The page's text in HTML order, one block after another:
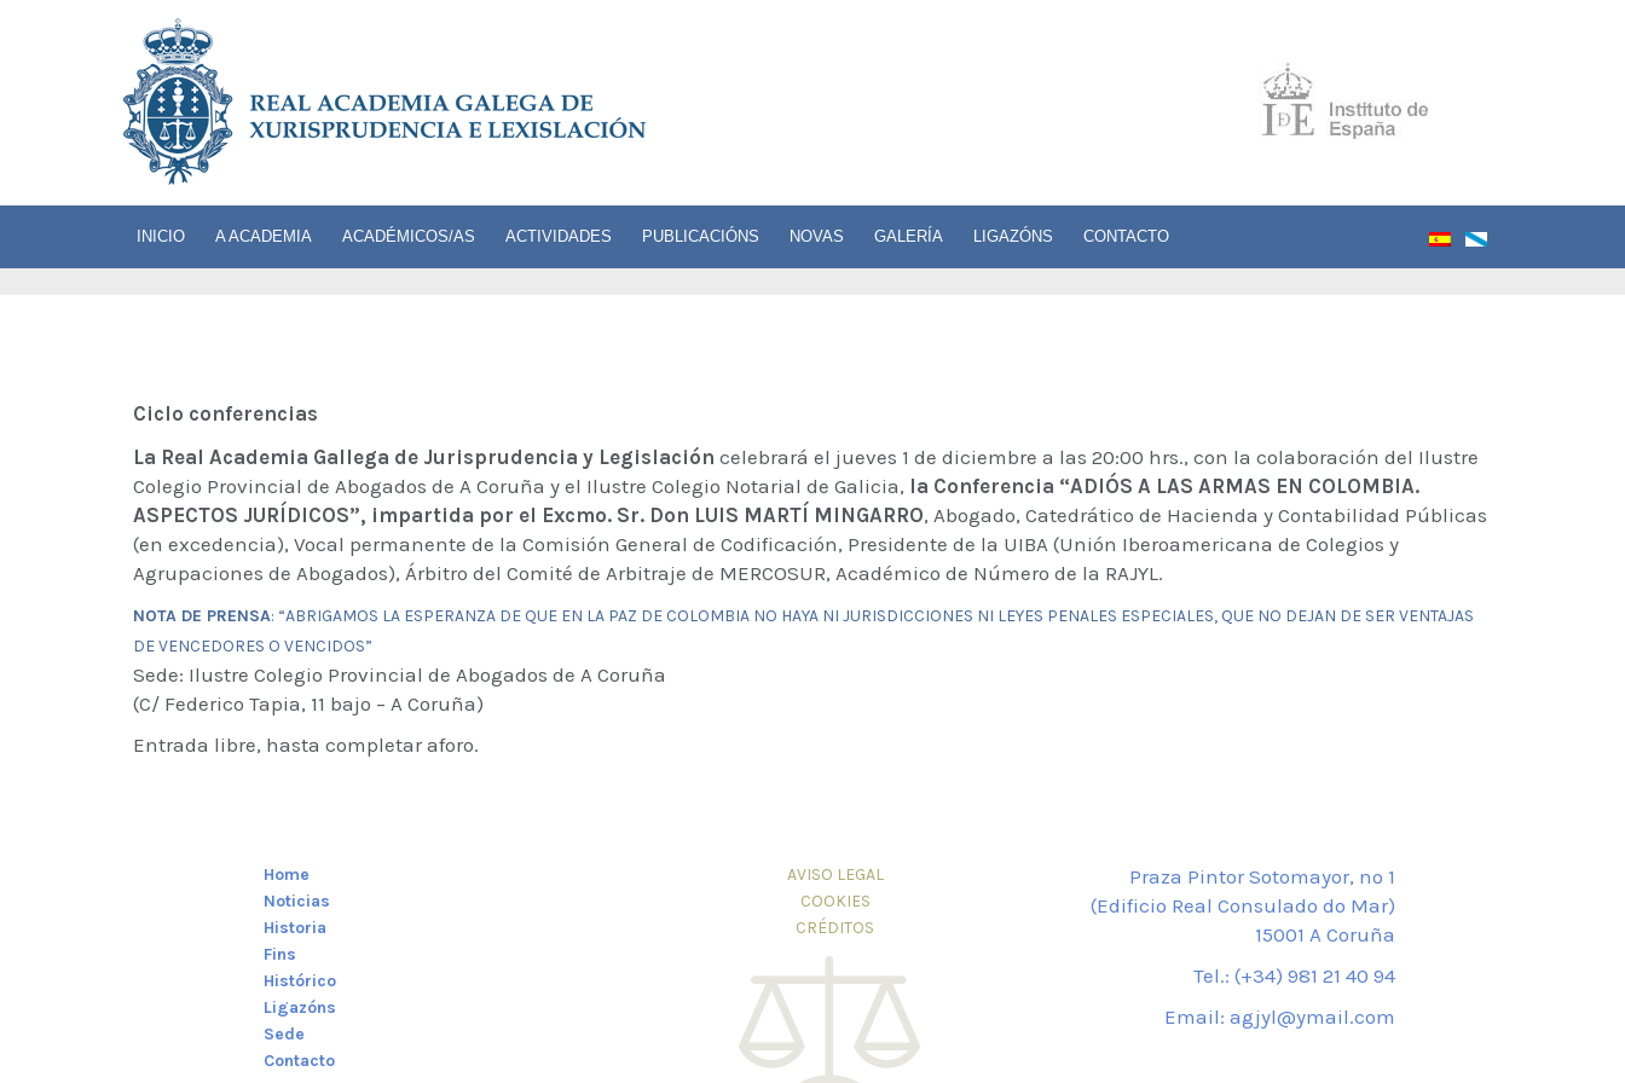
INICIO A ACADEMIA ACADÉMICOS/AS ACTIVIDADES PUBLICACIÓNS NOVAS GALERÍA LIGAZÓNS CONTACTO
Ciclo conferencias
La Real Academia Gallega de Jurisprudencia y Legislación celebrará el jueves 1 de diciembre a las 20:00 hrs., con la colaboración del Ilustre
Colegio Provincial de Abogados de A Coruña y el Ilustre Colegio Notarial de Galicia, la Conferencia “ADIÓS A LAS ARMAS EN COLOMBIA.
ASPECTOS JURÍDICOS”, impartida por el Excmo. Sr. Don LUIS MARTÍ MINGARRO, Abogado, Catedrático de Hacienda y Contabilidad Públicas
(en excedencia), Vocal permanente de la Comisión General de Codificación, Presidente de la UIBA (Unión Iberoamericana de Colegios y
Agrupaciones de Abogados), Árbitro del Comité de Arbitraje de MERCOSUR, Académico de Número de la RAJYL.
NOTA DE PRENSA: “ABRIGAMOS LA ESPERANZA DE QUE EN LA PAZ DE COLOMBIA NO HAYA NI JURISDICCIONES NI LEYES PENALES ESPECIALES, QUE NO DEJAN DE SER VENTAJAS
DE VENCEDORES O VENCIDOS”
Sede: Ilustre Colegio Provincial de Abogados de A Coruña
(C/ Federico Tapia, 11 bajo – A Coruña)
Entrada libre, hasta completar aforo.
Home
Noticias
Historia
Fins
Histórico
Ligazóns
Sede
Contacto
AVISO LEGAL
COOKIES
CRÉDITOS
Praza Pintor Sotomayor, nº 1
(Edificio Real Consulado do Mar)
15001 A Coruña
Tel.: (+34) 981 21 40 94
Email: agjyl@ymail.com